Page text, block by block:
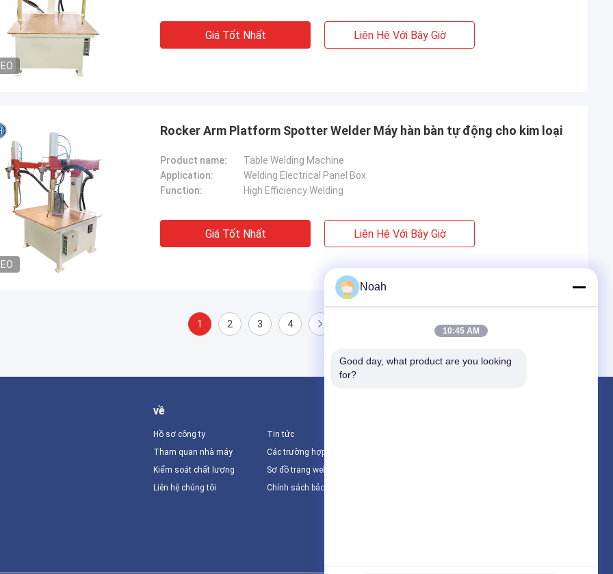
Giá Tốt Nhất Liên Hệ Với Bây Giờ
Rocker Arm Platform Spotter Welder Máy hàn bàn tự động cho kim loại
Product name:
Table Welding Machine
Application:
Welding Electrical Panel Box
Function:
High Efficiency Welding
Giá Tốt Nhất Liên Hệ Với Bây Giờ
1 2 3 4
về
Hồ sơ công ty
Tham quan nhà máy
Kiểm soát chất lượng
Liên hệ chúng tôi
Tin tức
Các trường hợp
Sơ đồ trang web
Chính sách bảo mật
Noah
10:45 AM
Good day, what product are you looking
for?